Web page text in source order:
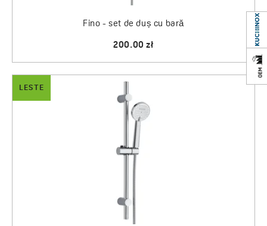
Fino - set de duș cu bară
200.00 zł
LESTE